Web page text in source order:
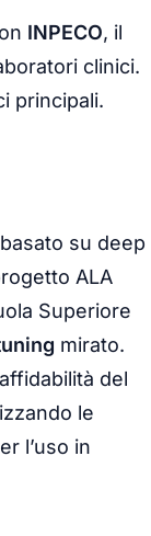
INPECO, il
clinici.
principali.
basato su deep
ALA
Superiore
mirato.
del
le
l’uso in